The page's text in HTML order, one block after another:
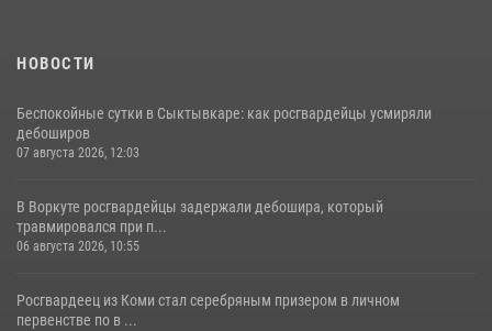
НОВОСТИ
Беспокойные сутки в Сыктывкаре: как росгвардейцы усмиряли
дебоширов
07 августа 2026, 12:03
В Воркуте росгвардейцы задержали дебошира, который
травмировался при п...
06 августа 2026, 10:55
Росгвардеец из Коми стал серебряным призером в личном
первенстве по в ...